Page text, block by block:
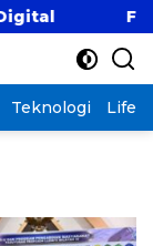
Teknologi